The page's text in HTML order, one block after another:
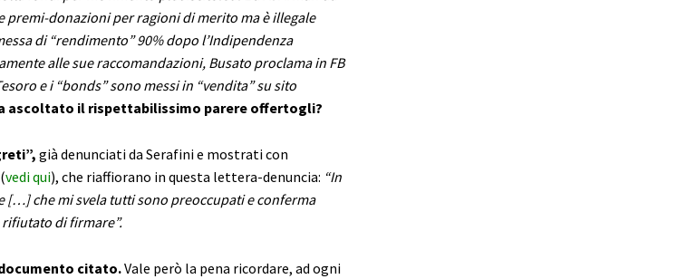
donazioni per ragioni di merito ma è illegale
di “rendimento” 90% dopo l’Indipendenza
alle sue raccomandazioni, Busato proclama in FB
e i “bonds” sono messi in “vendita” su sito
ascoltato il rispettabilissimo parere offertogli?
già denunciati da Serafini e mostrati con
vedi qui), che riaffiorano in questa lettera-denuncia: “In
[…] che mi svela tutti sono preoccupati e conferma
rifiutato di firmare”.
citato.Vale però la pena ricordare, ad ogni